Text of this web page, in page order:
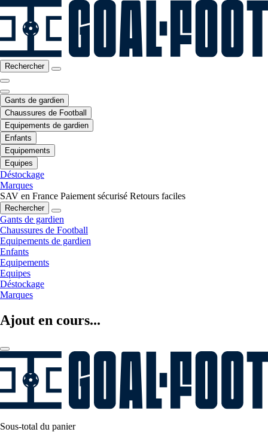
Rechercher
Gants de gardien
Chaussures de Football
Equipements de gardien
Enfants
Equipements
Equipes
Déstockage
Marques
SAV en France Paiement sécurisé Retours faciles
Rechercher
Gants de gardien
Chaussures de Football
Equipements de gardien
Enfants
Equipements
Equipes
Déstockage
Marques
Ajout en cours...
Sous-total du panier